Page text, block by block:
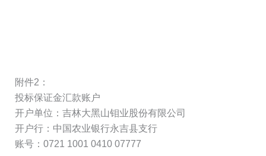
附件2：
投标保证金汇款账户
开户单位：吉林大黑山钼业股份有限公司
开户行：中国农业银行永吉县支行
账号：0721 1001 0410 07777